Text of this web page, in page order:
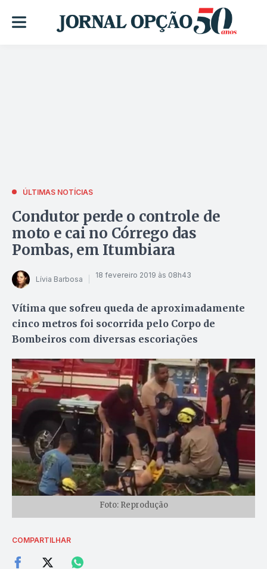
ÚLTIMAS NOTÍCIAS
Condutor perde o controle de
moto e cai no Córrego das
Pombas, em Itumbiara
Lívia Barbosa 18 fevereiro 2019 às 08h43
Vítima que sofreu queda de aproximadamente
cinco metros foi socorrida pelo Corpo de
Bombeiros com diversas escoriações
Foto: Reprodução
COMPARTILHAR